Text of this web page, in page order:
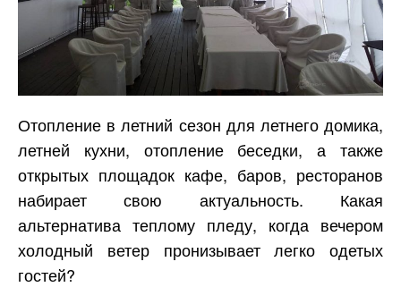
Отопление в летний сезон для летнего домика,
летней кухни, отопление беседки, а также
открытых площадок кафе, баров, ресторанов
набирает свою актуальность. Какая
альтернатива теплому пледу, когда вечером
холодный ветер пронизывает легко одетых
гостей?